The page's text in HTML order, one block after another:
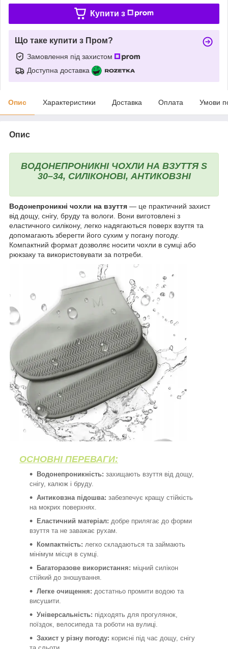
Купити з
Що таке купити з Пром?
Замовлення під захистом
Доступна доставка
Опис Характеристики Доставка Оплата Умови
Опис
ВОДОНЕПРОНИКНІ ЧОХЛИ НА ВЗУТТЯ S
30–34, СИЛІКОНОВІ, АНТИКОВЗНІ
Водонепроникні чохли на взуття — це практичний захист
від дощу, снігу, бруду та вологи. Вони виготовлені з
еластичного силікону, легко надягаються поверх взуття та
допомагають зберегти його сухим у погану погоду.
Компактний формат дозволяє носити чохли в сумці або
рюкзаку та використовувати за потреби.
ОСНОВНІ ПЕРЕВАГИ:
Водонепроникність: захищають взуття від дощу,
снігу, калюж і бруду.
Антиковзна підошва: забезпечує кращу стійкість
на мокрих поверхнях.
Еластичний матеріал: добре прилягає до форми
взуття та не заважає рухам.
Компактність: легко складаються та займають
мінімум місця в сумці.
Багаторазове використання: міцний силікон
стійкий до зношування.
Легке очищення: достатньо промити водою та
висушити.
Універсальність: підходять для прогулянок,
поїздок, велосипеда та роботи на вулиці.
Захист у різну погоду: корисні під час дощу, снігу